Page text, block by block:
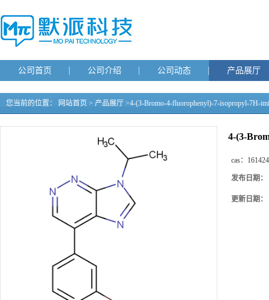
公司首页 公司介绍 公司动态 产品展厅
您当前的位置： 网站首页 > 产品展厅 >4-(3-Bromo-4-fluorophenyl)-7-isopropyl-7H-
4-(3-
cas：
发布日期：
更新日期：